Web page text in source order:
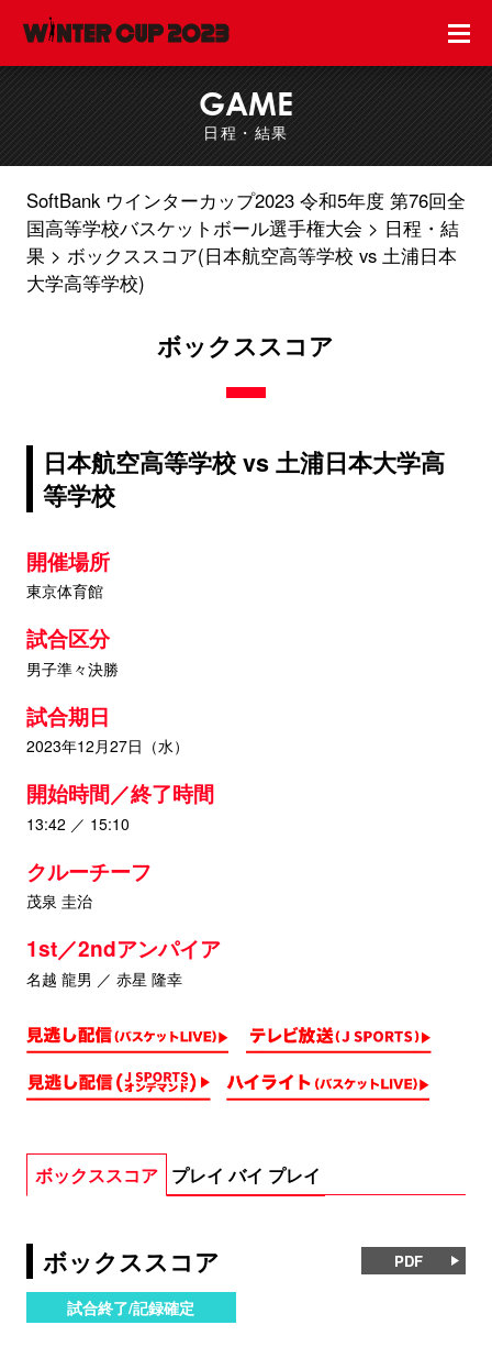
GAME
日程・結果
SoftBank ウインターカップ2023 令和5年度 第76回全
国高等学校バスケットボール選手権大会
日程・結
果
ボックススコア(日本航空高等学校 vs 土浦日本
大学高等学校)
ボックススコア
日本航空高等学校 vs 土浦日本大学高
等学校
開催場所
東京体育館
試合区分
男子準々決勝
試合期日
2023年12月27日（水）
開始時間／終了時間
13:42 ／ 15:10
クルーチーフ
茂泉 圭治
1st／2ndアンパイア
名越 龍男 ／ 赤星 隆幸
ボックススコア プレイ バイ プレイ
ボックススコア PDF
試合終了/記録確定